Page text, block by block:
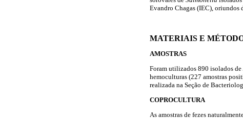
Evandro Chagas (IEC), oriundos
MATERIAIS E
AMOSTRAS
Foram utilizados 890 isolados de
hemoculturas (227 amostras
realizada na Seção de
COPROCULTURA
As amostras de fezes